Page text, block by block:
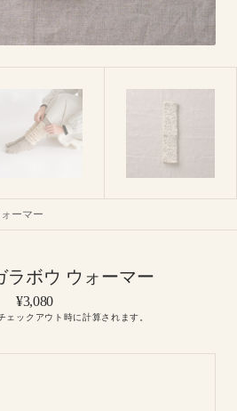
ラボウ ウォーマー
Regular
price
¥3,080
ェックアウト時に計算されます。
ーマー